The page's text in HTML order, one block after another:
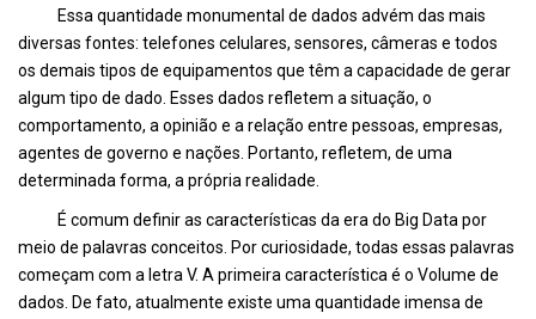
Essa quantidade monumental de dados advém das mais
diversas fontes: telefones celulares, sensores, câmeras e todos
os demais tipos de equipamentos que têm a capacidade de gerar
algum tipo de dado. Esses dados refletem a situação, o
comportamento, a opinião e a relação entre pessoas, empresas,
agentes de governo e nações. Portanto, refletem, de uma
determinada forma, a própria realidade.
É comum definir as características da era do Big Data por
meio de palavras conceitos. Por curiosidade, todas essas palavras
começam com a letra V. A primeira característica é o Volume de
dados. De fato, atualmente existe uma quantidade imensa de